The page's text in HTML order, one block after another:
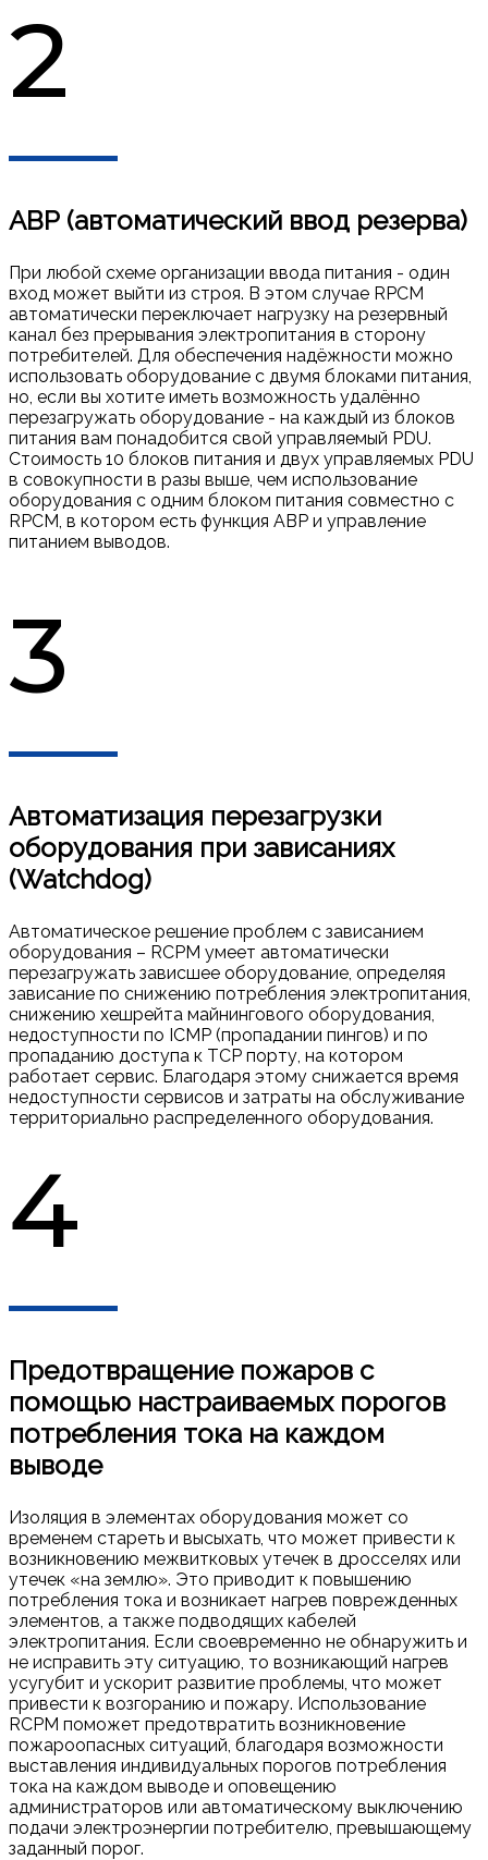
2
АВР (автоматический ввод резерва)
При любой схеме организации ввода питания - один
вход может выйти из строя. В этом случае RPCM
автоматически переключает нагрузку на резервный
канал без прерывания электропитания в сторону
потребителей. Для обеспечения надёжности можно
использовать оборудование с двумя блоками питания,
но, если вы хотите иметь возможность удалённо
перезагружать оборудование - на каждый из блоков
питания вам понадобится свой управляемый PDU.
Стоимость 10 блоков питания и двух управляемых PDU
в совокупности в разы выше, чем использование
оборудования с одним блоком питания совместно с
RPCM, в котором есть функция АВР и управление
питанием выводов.
3
Автоматизация перезагрузки
оборудования при зависаниях
(Watchdog)
Автоматическое решение проблем с зависанием
оборудования – RCPM умеет автоматически
перезагружать зависшее оборудование, определяя
зависание по снижению потребления электропитания,
снижению хешрейта майнингового оборудования,
недоступности по ICMP (пропадании пингов) и по
пропаданию доступа к TCP порту, на котором
работает сервис. Благодаря этому снижается время
недоступности сервисов и затраты на обслуживание
территориально распределенного оборудования.
4
Предотвращение пожаров с
помощью настраиваемых порогов
потребления тока на каждом
выводе
Изоляция в элементах оборудования может со
временем стареть и высыхать, что может привести к
возникновению межвитковых утечек в дросселях или
утечек «на землю». Это приводит к повышению
потребления тока и возникает нагрев поврежденных
элементов, а также подводящих кабелей
электропитания. Если своевременно не обнаружить и
не исправить эту ситуацию, то возникающий нагрев
усугубит и ускорит развитие проблемы, что может
привести к возгоранию и пожару. Использование
RCPM поможет предотвратить возникновение
пожароопасных ситуаций, благодаря возможности
выставления индивидуальных порогов потребления
тока на каждом выводе и оповещению
администраторов или автоматическому выключению
подачи электроэнергии потребителю, превышающему
заданный порог.